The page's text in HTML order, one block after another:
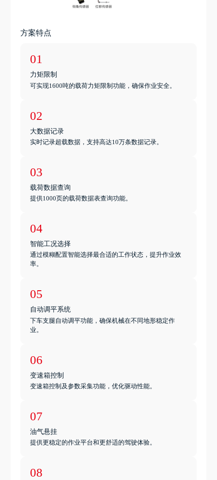
方案特点
01
力矩限制
可实现1600吨的载荷力矩限制功能，确保作业安全。
02
大数据记录
实时记录超载数据，支持高达10万条数据记录。
03
载荷数据查询
提供1000页的载荷数据表查询功能。
04
智能工况选择
通过模糊配置智能选择最合适的工作状态，提升作业效
率。
05
自动调平系统
下车支腿自动调平功能，确保机械在不同地形稳定作
业。
06
变速箱控制
变速箱控制及参数采集功能，优化驱动性能。
07
油气悬挂
提供更稳定的作业平台和更舒适的驾驶体验。
08